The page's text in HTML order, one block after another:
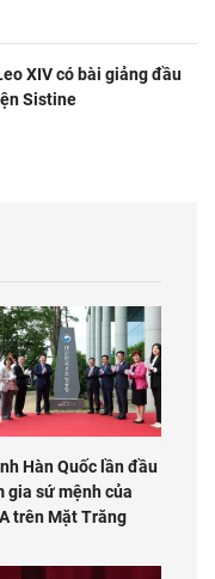
XIV có bài giảng đầu
Sistine
Hàn Quốc lần đầu
gia sứ mệnh của
trên Mặt Trăng